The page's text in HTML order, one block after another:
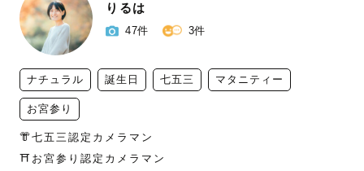
りるは
47件 3件
ナチュラル 誕生日 七五三 マタニティー
お宮参り
👘七五三認定カメラマン
⛩️お宮参り認定カメラマン